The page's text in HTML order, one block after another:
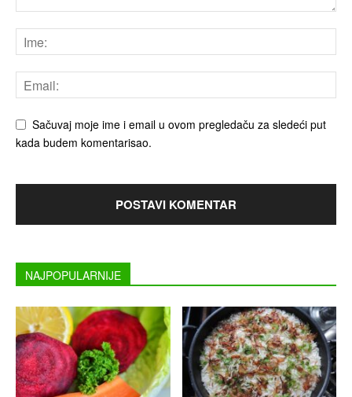
Sačuvaj moje ime i email u ovom pregledaču za sledeći put
kada budem komentarisao.
NAJPOPULARNIJE